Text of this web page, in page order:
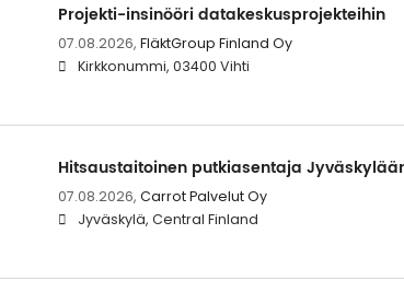
Projekti-insinööri datakeskusprojekteihin
07.08.2026, FläktGroup Finland Oy
Kirkkonummi, 03400 Vihti
Hitsaustaitoinen putkiasentaja
07.08.2026, Carrot Palvelut Oy
Jyväskylä, Central Finland